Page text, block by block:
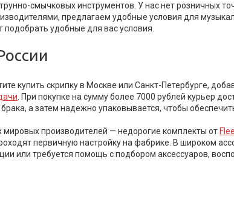
смычковых инструментов. У нас нет розничных
предлагаем удобные условия для
удобные для вас условия.
купить скрипку в Москве или Санкт-Петербурге,
. При покупке на сумму более 7000 рублей курьер
а затем надежно упаковывается, чтобы
производителей — недорогие комплекты от
первичную настройку на фабрике. В широком
или требуется помощь с подбором аксессуаров,